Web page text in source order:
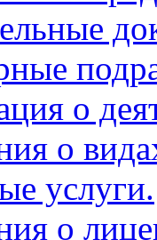
о
о
услуги.
о